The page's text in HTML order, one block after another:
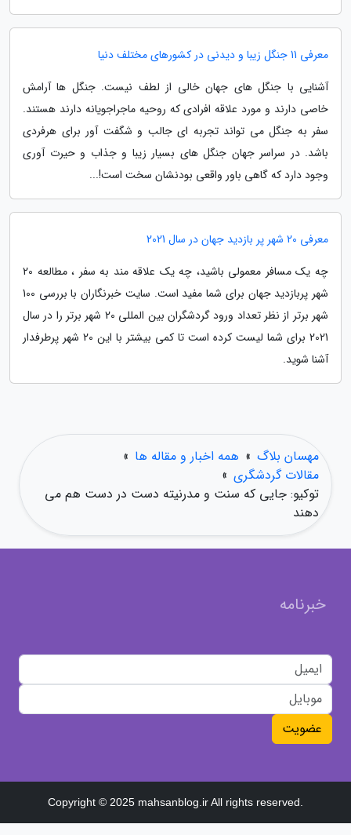
معرفی 11 جنگل زیبا و دیدنی در کشورهای مختلف دنیا
آشنایی با جنگل های جهان خالی از لطف نیست. جنگل ها آرامش
خاصی دارند و مورد علاقه افرادی که روحیه ماجراجویانه دارند هستند.
سفر به جنگل می تواند تجربه ای جالب و شگفت آور برای هرفردی
باشد. در سراسر جهان جنگل های بسیار زیبا و جذاب و حیرت آوری
وجود دارد که گاهی باور واقعی بودنشان سخت است!...
معرفی 20 شهر پر بازدید جهان در سال 2021
چه یک مسافر معمولی باشید، چه یک علاقه مند به سفر ، مطالعه 20
شهر پربازدید جهان برای شما مفید است. سایت خبرنگاران با بررسی 100
شهر برتر از نظر تعداد ورود گردشگران بین المللی 20 شهر برتر را در سال
2021 برای شما لیست کرده است تا کمی بیشتر با این 20 شهر پرطرفدار
آشنا شوید.
مهسان بلاگ » همه اخبار و مقاله ها »
مقالات گردشگری »
توکیو: جایی که سنت و مدرنیته دست در دست هم می
دهند
خبرنامه
عضویت
Copyright © 2025 mahsanblog.ir All rights reserved.